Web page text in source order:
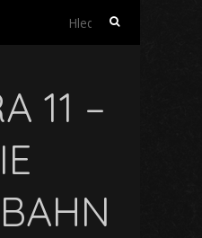
Vyhledávání
11 –